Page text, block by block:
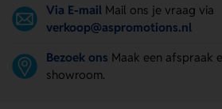
Via E-mail Mail ons je vraag via
verkoop@aspromotions.nl
Bezoek ons Maak een afspraak
showroom.